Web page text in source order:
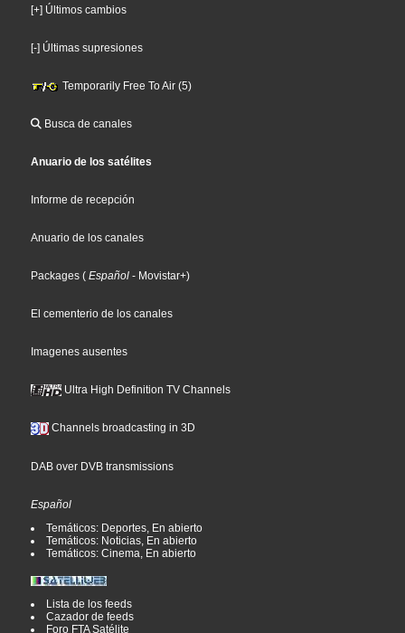
[+] Últimos cambios
[-] Últimas supresiones
Temporarily Free To Air (5)
Busca de canales
Anuario de los satélites
Informe de recepción
Anuario de los canales
Packages ( Español - Movistar+)
El cementerio de los canales
Imagenes ausentes
Ultra High Definition TV Channels
Channels broadcasting in 3D
DAB over DVB transmissions
Español
Temáticos: Deportes, En abierto
Temáticos: Noticias, En abierto
Temáticos: Cinema, En abierto
Lista de los feeds
Cazador de feeds
Foro FTA Satélite